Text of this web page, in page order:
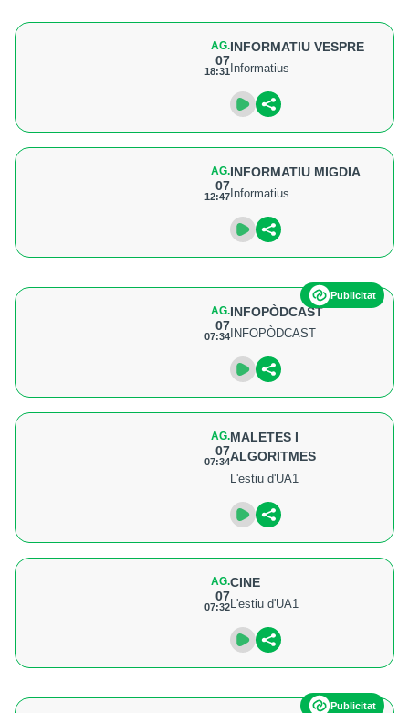
AG.
07
18:31
INFORMATIU VESPRE
Informatius
AG.
07
12:47
INFORMATIU MIGDIA
Informatius
Publicitat
AG.
07
07:34
INFOPÒDCAST
INFOPÒDCAST
AG.
07
07:34
MALETES I
ALGORITMES
L'estiu d'UA1
AG.
07
07:32
CINE
L'estiu d'UA1
Publicitat